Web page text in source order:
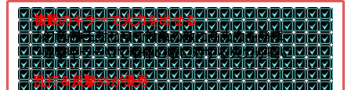
複数のキラーで火力を出せる
└幻竜/神王封じMで対象の敵に高火力を発揮
└連撃キラーMで単体の敵に対する火力が高い
乱打＆反撃SSが優秀